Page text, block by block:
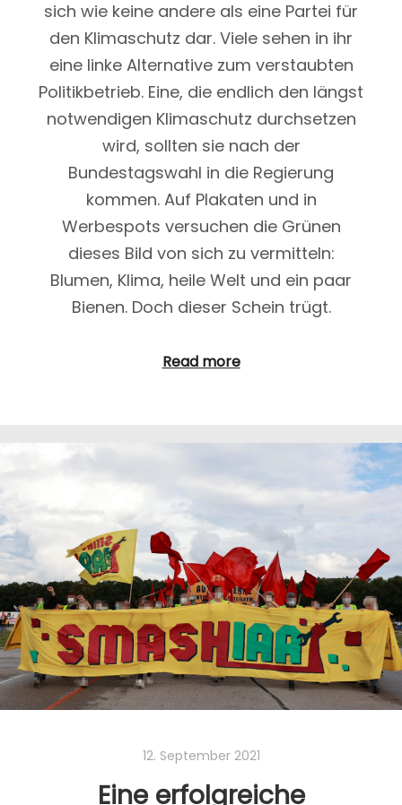
sich wie keine andere als eine Partei für
den Klimaschutz dar. Viele sehen in ihr
eine linke Alternative zum verstaubten
Politikbetrieb. Eine, die endlich den längst
notwendigen Klimaschutz durchsetzen
wird, sollten sie nach der
Bundestagswahl in die Regierung
kommen. Auf Plakaten und in
Werbespots versuchen die Grünen
dieses Bild von sich zu vermitteln:
Blumen, Klima, heile Welt und ein paar
Bienen. Doch dieser Schein trügt.
Read more
12. September 2021
Eine erfolgreiche